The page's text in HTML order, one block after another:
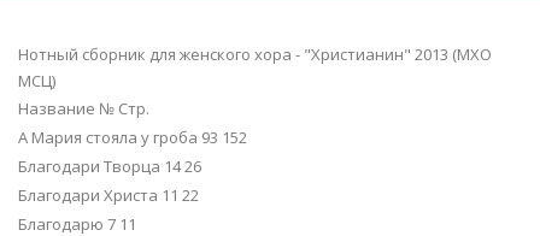
Нотный сборник для женского хора - "Христианин" 2013 (МХО
МСЦ)
Название № Стр.
А Мария стояла у гроба 93 152
Благодари Творца 14 26
Благодари Христа 11 22
Благодарю 7 11